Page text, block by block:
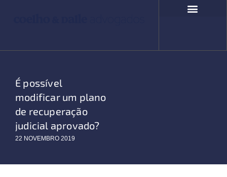
É possível
modificar um plano
de recuperação
judicial aprovado?
22 NOVEMBRO 2019